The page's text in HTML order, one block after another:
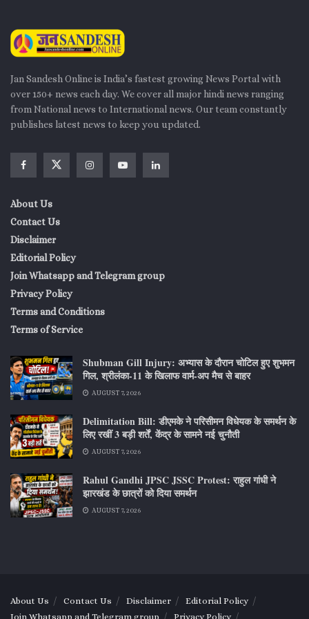
Jan Sandesh Online is India’s fastest growing News Portal with
over 150+ news each day. We cover all major hindi news ranging
from National news to International news. Our team constantly
publishes latest news to keep you updated.
About Us
Contact Us
Disclaimer
Editorial Policy
Join Whatsapp and Telegram group
Privacy Policy
Terms and Conditions
Terms of Service
Shubman Gill Injury: अभ्यास के दौरान चोटिल हुए शुभमन
गिल, श्रीलंका-11 के खिलाफ वार्म-अप मैच से बाहर
AUGUST 7, 2026
Delimitation Bill: डीएमके ने परिसीमन विधेयक के समर्थन के
लिए रखीं 3 बड़ी शर्तें, केंद्र के सामने नई चुनौती
AUGUST 7, 2026
Rahul Gandhi JPSC JSSC Protest: राहुल गांधी ने
झारखंड के छात्रों को दिया समर्थन
AUGUST 7, 2026
About Us Contact Us Disclaimer
Editorial Policy
Join Whatsapp and Telegram group
Privacy Policy